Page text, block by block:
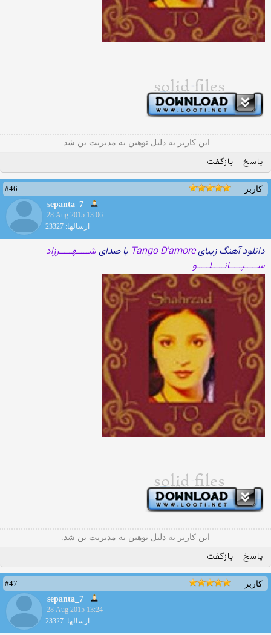
این کاربر به دلیل توهین به مدیریت بن شد.
پاسخ بازگفت
کاربر
#46
sepanta_7
28 Aug 2015 13:06
ارسالها: 23327
دانلود آهنگ زیبایTango D'amore با صدایشـــــهـــــرزاد
ســـــپـــــانـــــلـــــو
این کاربر به دلیل توهین به مدیریت بن شد.
پاسخ بازگفت
کاربر
#47
sepanta_7
28 Aug 2015 13:24
ارسالها: 23327